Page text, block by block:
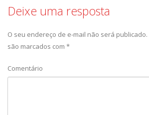
Deixe uma resposta
O seu endereço de e-mail não será publicado.
são marcados com *
Comentário